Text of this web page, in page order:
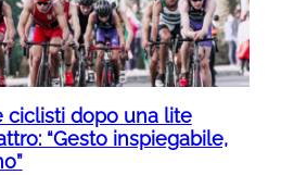
ciclisti dopo una lite
“Gesto inspiegabile,